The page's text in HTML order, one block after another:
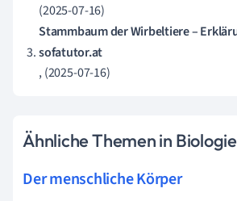
(2025-07-16)
Stammbaum der Wirbeltiere –
sofatutor.at
, (2025-07-16)
Ähnliche Themen in Biologie
Der menschliche Körper